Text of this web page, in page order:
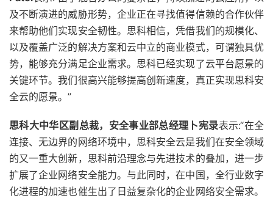
及不断演进的威胁形势，企业正在寻找值得信赖的合作伙伴
来帮助他们实现安全韧性。思科相信，凭借我们的规模化、
以及覆盖广泛的解决方案和云中立的商业模式，可谓独具优
势，能够充分满足企业需求。思科已经实现了云平台愿景的
关键环节。我们很高兴能够提高创新速度，真正实现思科安
全云的愿景。”
思科大中华区副总裁，安全事业部总经理卜宪录表示:“在全
连接、无边界的网络环境中，思科安全云是我们在安全领域
的又一重大创新，思科前沿理念与先进技术的叠加，进一步
扩展了企业网络安全能力。与此同时，在中国，全行业数字
化进程的加速也催生出了日益复杂化的企业网络安全需求。